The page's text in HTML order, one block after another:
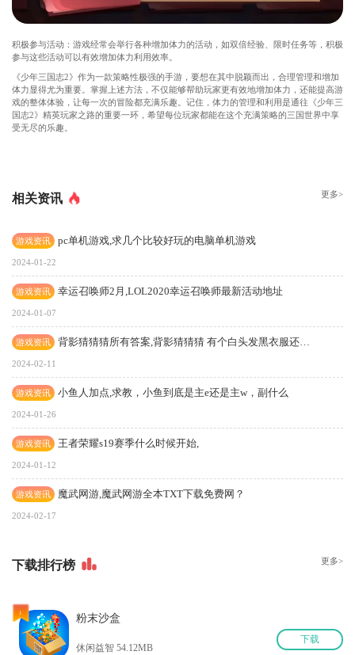
积极参与活动：游戏经常会举行各种增加体力的活动，如双倍经验、限时任务等，积极
参与这些活动可以有效增加体力利用效率。
《少年三国志2》作为一款策略性极强的手游，要想在其中脱颖而出，合理管理和增加
体力显得尤为重要。掌握上述方法，不仅能够帮助玩家更有效地增加体力，还能提高游
戏的整体体验，让每一次的冒险都充满乐趣。记住，体力的管理和利用是通往《少年三
国志2》精英玩家之路的重要一环，希望每位玩家都能在这个充满策略的三国世界中享
受无尽的乐趣。
相关资讯 更多>
游戏资讯 pc单机游戏,求几个比较好玩的电脑单机游戏
2024-01-22
游戏资讯 幸运召唤师2月,LOL2020幸运召唤师最新活动地址
2024-01-07
游戏资讯 背影猜猜猜所有答案,背影猜猜猜 有个白头发黑衣服还有个披风的是谁
2024-02-11
游戏资讯 小鱼人加点,求教，小鱼到底是主e还是主w，副什么
2024-01-26
游戏资讯 王者荣耀s19赛季什么时候开始,
2024-01-12
游戏资讯 魔武网游,魔武网游全本TXT下载免费网？
2024-02-17
下载排行榜 更多>
1 粉末沙盒
休闲益智 54.12MB
下载